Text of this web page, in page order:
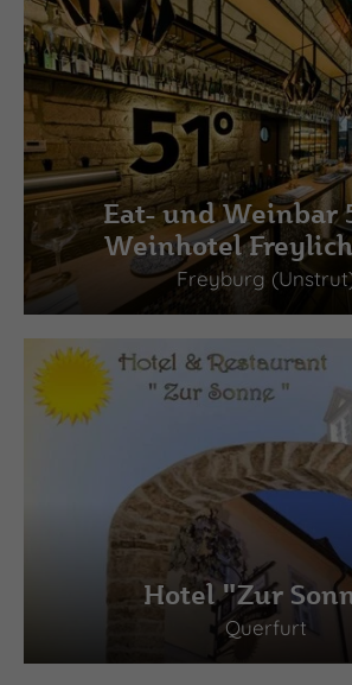
Eat- und Weinbar
Weinhotel
Freyburg
Hotel "Zur
Querfurt